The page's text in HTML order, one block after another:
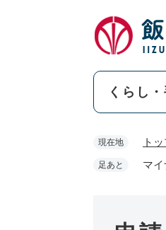
くらし
現在地 ト
足あと マ